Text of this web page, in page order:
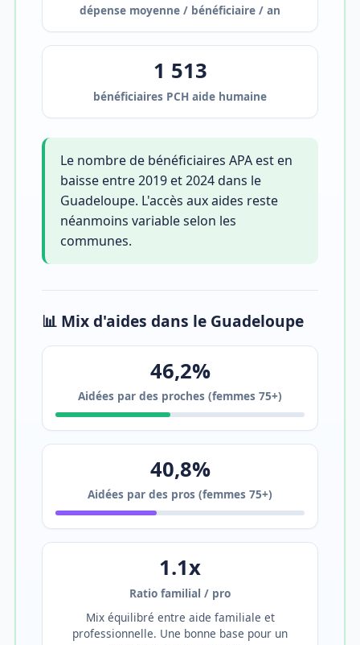
dépense moyenne / bénéficiaire / an
1 513
bénéficiaires PCH aide humaine
Le nombre de bénéficiaires APA est en
baisse entre 2019 et 2024 dans le
Guadeloupe. L'accès aux aides reste
néanmoins variable selon les
communes.
📊 Mix d'aides dans le Guadeloupe
46,2%
Aidées par des proches (femmes 75+)
40,8%
Aidées par des pros (femmes 75+)
1.1x
Ratio familial / pro
Mix équilibré entre aide familiale et
professionnelle. Une bonne base pour un